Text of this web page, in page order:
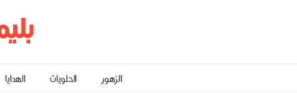
الزهور الحلويات الهدايا